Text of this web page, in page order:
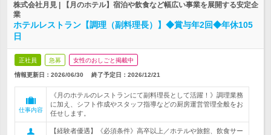
株式会社月見 | 【月のホテル】宿泊や飲食など幅広い事業を展開する安定企
業
ホテルレストラン【調理（副料理長）】◆賞与年2回◆年休105
日
正社員 急募 女性のおしごと掲載中
情報更新日：2026/06/30 終了予定日： 2026/12/21
仕事内容
《月のホテルのレストランにて副料理長として活躍！》調理業務
に加え、シフト作成やスタッフ指導などの厨房運営管理全般をお
任せします。
【経験者優遇】《必須条件》高卒以上／ホテルや旅館、飲食サー